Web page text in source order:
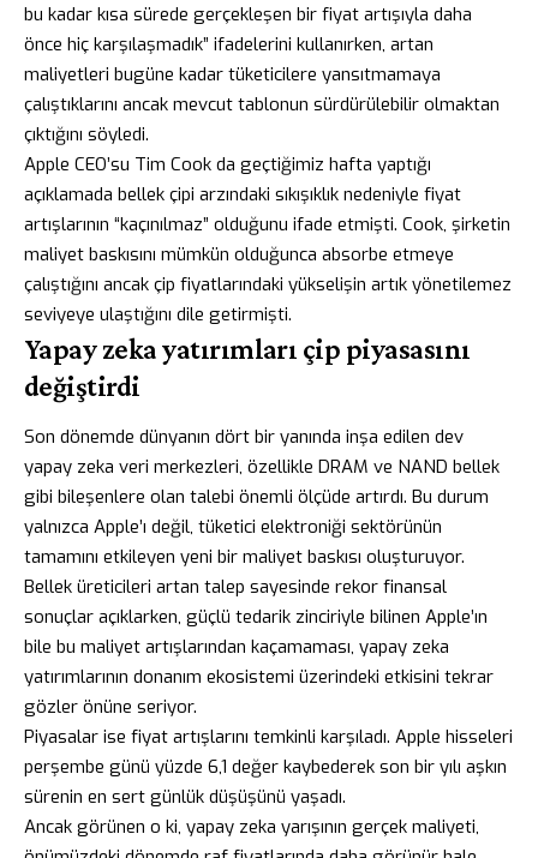
bu kadar kısa sürede gerçekleşen bir fiyat artışıyla daha
önce hiç karşılaşmadık” ifadelerini kullanırken, artan
maliyetleri bugüne kadar tüketicilere yansıtmamaya
çalıştıklarını ancak mevcut tablonun sürdürülebilir olmaktan
çıktığını söyledi.
Apple CEO’su Tim Cook da geçtiğimiz hafta yaptığı
açıklamada bellek çipi arzındaki sıkışıklık nedeniyle fiyat
artışlarının “kaçınılmaz” olduğunu ifade etmişti. Cook, şirketin
maliyet baskısını mümkün olduğunca absorbe etmeye
çalıştığını ancak çip fiyatlarındaki yükselişin artık yönetilemez
seviyeye ulaştığını dile getirmişti.
Yapay zeka yatırımları çip piyasasını
değiştirdi
Son dönemde dünyanın dört bir yanında inşa edilen dev
yapay zeka veri merkezleri, özellikle DRAM ve NAND bellek
gibi bileşenlere olan talebi önemli ölçüde artırdı. Bu durum
yalnızca Apple’ı değil, tüketici elektroniği sektörünün
tamamını etkileyen yeni bir maliyet baskısı oluşturuyor.
Bellek üreticileri artan talep sayesinde rekor finansal
sonuçlar açıklarken, güçlü tedarik zinciriyle bilinen Apple’ın
bile bu maliyet artışlarından kaçamaması, yapay zeka
yatırımlarının donanım ekosistemi üzerindeki etkisini tekrar
gözler önüne seriyor.
Piyasalar ise fiyat artışlarını temkinli karşıladı. Apple hisseleri
perşembe günü yüzde 6,1 değer kaybederek son bir yılı aşkın
sürenin en sert günlük düşüşünü yaşadı.
Ancak görünen o ki, yapay zeka yarışının gerçek maliyeti,